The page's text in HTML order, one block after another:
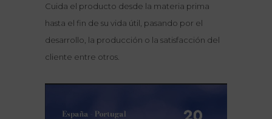
Cuida el producto desde la materia prima
hasta el fin de su vida útil, pasando por el
desarrollo, la producción o la satisfacción del
cliente entre otros.